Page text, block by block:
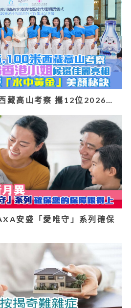
藏高山考察 攜12位2026…
安盛「愛唯守」系列確保